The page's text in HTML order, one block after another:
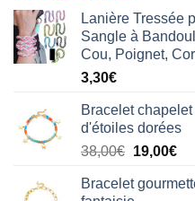
Lanière Tressée
Sangle à
Cou, Poignet,
3,30€
Bracelet
d'étoiles dorées
38,00€ Le
initial
19,00€Le
Bracelet